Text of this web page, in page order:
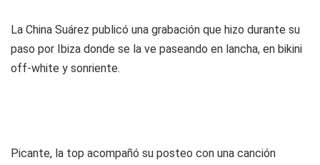
La China Suárez publicó una grabación que hizo durante su
paso por Ibiza donde se la ve paseando en lancha, en bikini
off-white y sonriente.
Picante, la top acompañó su posteo con una canción